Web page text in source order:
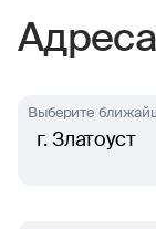
г. Златоуст
Выберите